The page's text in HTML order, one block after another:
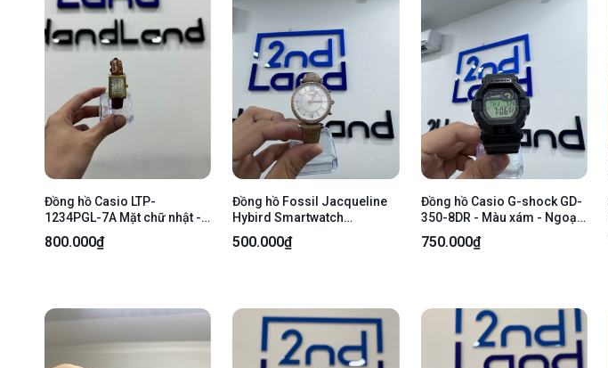
Đồng hồ Casio LTP-
1234PGL-7A Mặt chữ nhật -
25 x 20mm - Màu trắng vàng
- Ngoại hình 98% - Body
800.000₫
Đồng hồ Fossil Jacqueline
Hybird Smartwatch
FTW5014 - Màu nâu - Ngoại
hình 97% - Mặt sau xước
500.000₫
Đồng hồ Casio G-shock GD-
350-8DR - Màu xám - Ngoại
hình 97% - dây mất form ,
xuống màu nhẹ - Body
750.000₫